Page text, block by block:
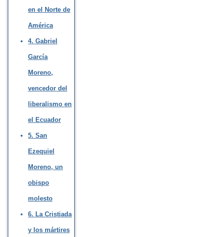
en el Norte de
América
4. Gabriel
García
Moreno,
vencedor del
liberalismo en
el Ecuador
5. San
Ezequiel
Moreno, un
obispo
molesto
6. La Cristiada
y los mártires